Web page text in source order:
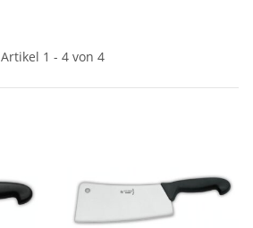
Artikel 1 - 4 von 4